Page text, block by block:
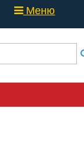
Меню